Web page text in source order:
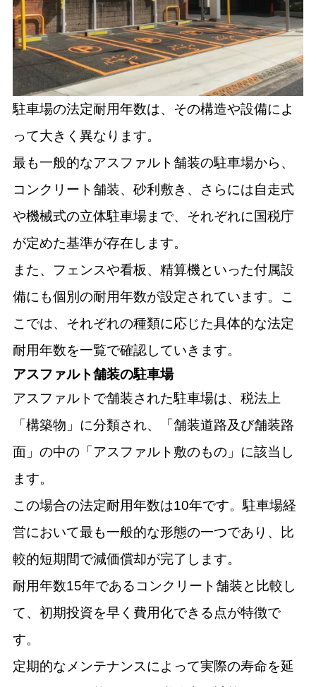
駐車場の法定耐用年数は、その構造や設備によ
って大きく異なります。
最も一般的なアスファルト舗装の駐車場から、
コンクリート舗装、砂利敷き、さらには自走式
や機械式の立体駐車場まで、それぞれに国税庁
が定めた基準が存在します。
また、フェンスや看板、精算機といった付属設
備にも個別の耐用年数が設定されています。こ
こでは、それぞれの種類に応じた具体的な法定
耐用年数を一覧で確認していきます。
アスファルト舗装の駐車場
アスファルトで舗装された駐車場は、税法上
「構築物」に分類され、「舗装道路及び舗装路
面」の中の「アスファルト敷のもの」に該当し
ます。
この場合の法定耐用年数は10年です。駐車場経
営において最も一般的な形態の一つであり、比
較的短期間で減価償却が完了します。
耐用年数15年であるコンクリート舗装と比較し
て、初期投資を早く費用化できる点が特徴で
す。
定期的なメンテナンスによって実際の寿命を延